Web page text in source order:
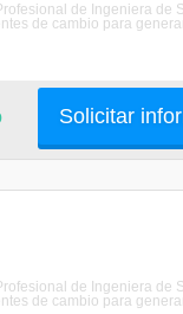
de Ingeniera de
de cambio para
Solicitar
de Ingeniera de
de cambio para